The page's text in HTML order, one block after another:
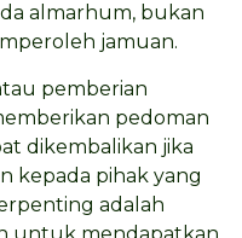
almarhum, bukan
jamuan.
pemberian
pedoman
dikembalikan jika
kepada pihak yang
adalah